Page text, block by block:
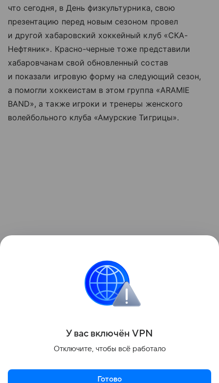
что сегодня, в День физкультурника, свою
презентацию перед новым сезоном провел
и другой хабаровский хоккейный клуб «СКА-
Нефтяник». Красно-черные тоже представили
хабаровчанам свой обновленный состав
и показали игровую форму на следующий сезон,
а помогли хоккеистам в этом группа «ARAMIE
BAND», а также игроки и тренеры женского
волейбольного клуба «Амурские Тигрицы».
Поделиться
У вас включён VPN
Отключите, чтобы всё работало
Готово